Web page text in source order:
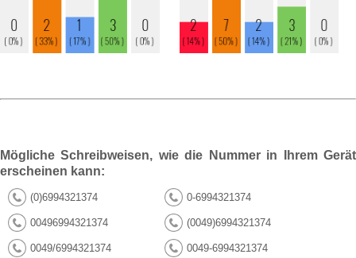
Mögliche Schreibweisen, wie die Nummer in Ihrem Gerät
erscheinen kann:
(0)6994321374 0-6994321374
00496994321374 (0049)6994321374
0049/6994321374 0049-6994321374